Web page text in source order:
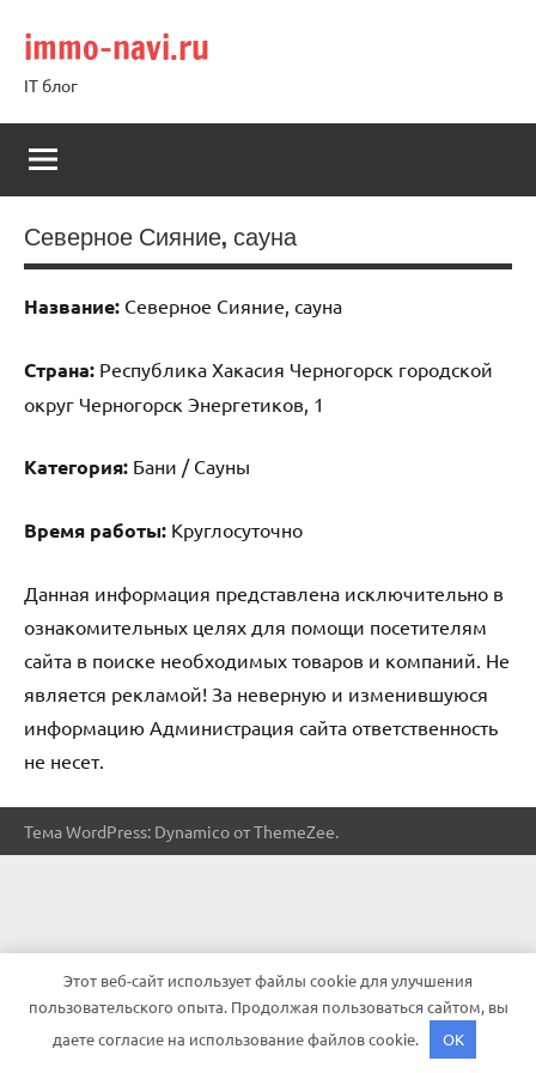
содержимому
immo-navi.ru
IT блог
Северное Сияние, сауна
Название: Северное Сияние, сауна
Страна: Республика Хакасия Черногорск городской
округ Черногорск Энергетиков, 1
Категория: Бани / Сауны
Время работы: Круглосуточно
Данная информация представлена исключительно в
ознакомительных целях для помощи посетителям
сайта в поиске необходимых товаров и компаний. Не
является рекламой! За неверную и изменившуюся
информацию Администрация сайта ответственность
не несет.
Тема WordPress: Dynamico от ThemeZee.
Этот веб-сайт использует файлы cookie для улучшения
пользовательского опыта. Продолжая пользоваться сайтом, вы
даете согласие на использование файлов cookie.
OK